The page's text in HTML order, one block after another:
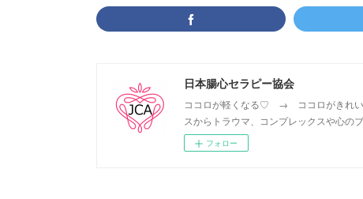
日本腸心セラピー協会
ココロが軽くなる♡ → ココロがきれ
スからトラウマ、コンプレックスや心の
フォロー